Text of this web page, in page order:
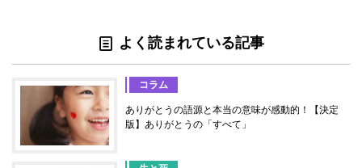
よく読まれている記事
コラム
ありがとうの語源と本当の意味が感動的！【決定
版】ありがとうの「すべて」